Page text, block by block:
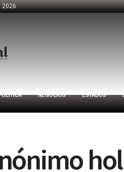
2026
NEGOCIOS ESTADOS